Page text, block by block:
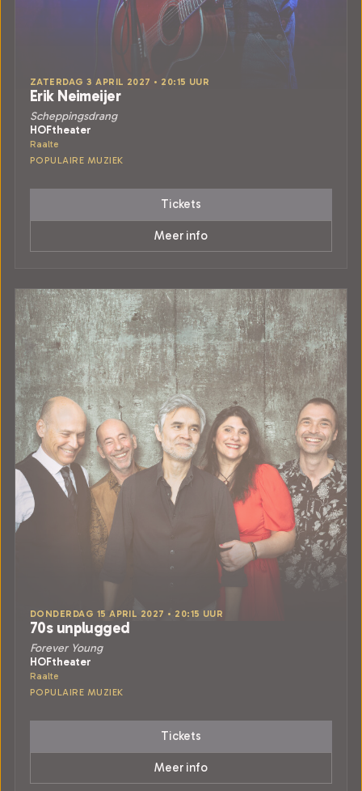
ZATERDAG 3 APRIL 2027 • 20:15 UUR
Erik Neimeijer
Scheppingsdrang
HOFtheater
Raalte
POPULAIRE MUZIEK
Tickets
Meer info
DONDERDAG 15 APRIL 2027 • 20:15 UUR
70s unplugged
Forever Young
HOFtheater
Raalte
POPULAIRE MUZIEK
Tickets
Meer info